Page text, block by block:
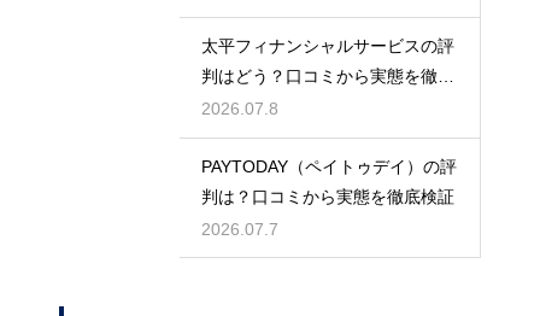
太平フィナンシャルサービスの評
判はどう？口コミから実態を徹底
検証！
2026.07.8
PAYTODAY（ペイトゥデイ）の評
判は？口コミから実態を徹底検証
2026.07.7